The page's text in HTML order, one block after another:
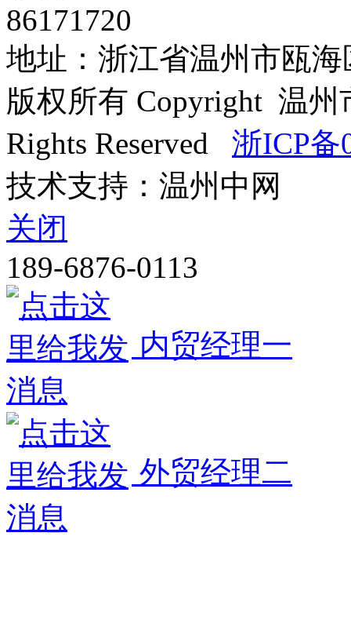
86171720
地址：浙江省温州市瓯海
版权所有 Copyright 温
Rights Reserved 浙ICP备
技术支持：温州中网
关闭
189-6876-0113
内贸经理一
外贸经理二